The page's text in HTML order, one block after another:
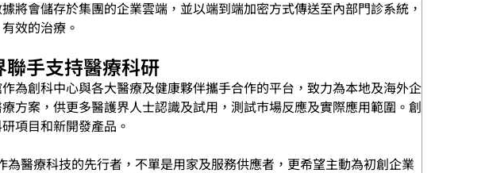
將會儲存於集團的企業雲端，並以端到端加密方式傳送至內部門診系統，
效的治療。
聯手支持醫療科研
為創科中心與各大醫療及健康夥伴攜手合作的平台，致力為本地及海外企
方案，供更多醫護界人士認識及試用，測試巿場反應及實際應用範圍。創
項目和新開發產品。
為醫療科技的先行者，不單是用家及服務供應者，更希望主動為初創企業